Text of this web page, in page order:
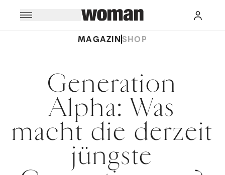
MAGAZINSHOP
Generation
Alpha: Was
macht die derzeit
jüngste